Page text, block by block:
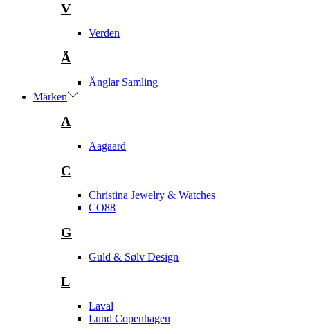
V
Verden
Ä
Änglar Samling
Märken
A
Aagaard
C
Christina Jewelry & Watches
CO88
G
Guld & Sølv Design
L
Laval
Lund Copenhagen